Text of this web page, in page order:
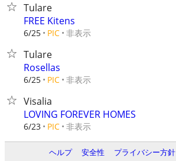
Tulare
FREE Kitens
6/25 PIC 非表示
Tulare
Rosellas
6/25 PIC 非表示
Visalia
LOVING FOREVER HOMES
6/23 PIC 非表示
ヘルプ 安全性 プライバシー方針